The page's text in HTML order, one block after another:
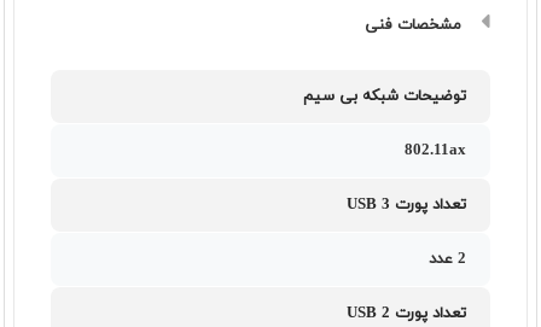
مشخصات فنی
توضیحات شبکه بی سیم
802.11ax
تعداد پورت USB 3
2 عدد
تعداد پورت USB 2